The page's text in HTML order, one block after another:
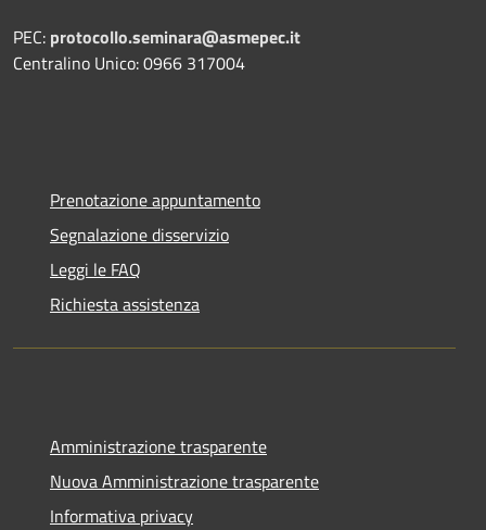
PEC: protocollo.seminara@asmepec.it
Centralino Unico: 0966 317004
Prenotazione appuntamento
Segnalazione disservizio
Leggi le FAQ
Richiesta assistenza
Amministrazione trasparente
Nuova Amministrazione trasparente
Informativa privacy